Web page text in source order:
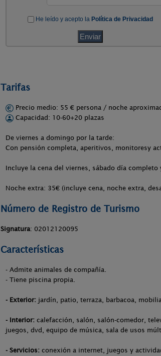
Tarifas
Precio medio: 55 € persona / noche
Capacidad: 10-60+20 plazas
De viernes a domingo por la tarde:
Con pensión completa, aperitivos, monitoresy
Incluye la cena del viernes, sábado día
Noche extra: 35€ (incluye cena, noche extra,
Número de Registro de Turismo
Signatura: 02012120095
Características
- Admite animales de compañía.
- Tiene piscina propia.
- Exterior: jardín, patio, terraza, barbacoa,
- Interior: calefacción, salón, salón-comedor,
juegos, dvd, equipo de música, sala de usos
- Servicios: conexión a internet, juegos y